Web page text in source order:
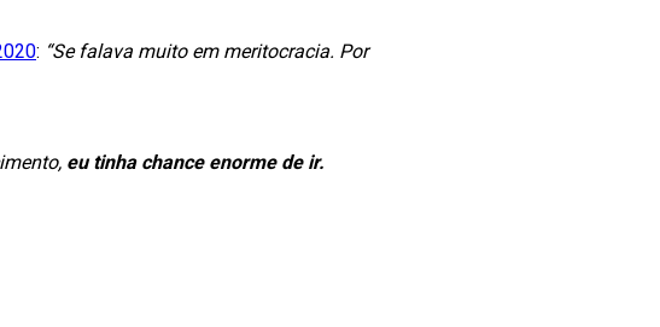
: “Se falava muito em meritocracia. Por
eu tinha chance enorme de ir.